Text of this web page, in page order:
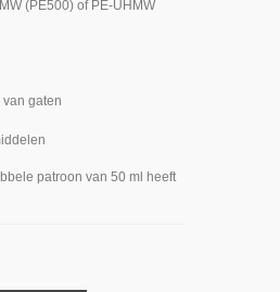
(PE500) of PE-UHMW
gaten
patroon van 50 ml heeft